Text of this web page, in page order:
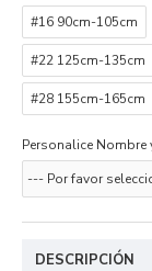
#16 90cm-105cm
#22 125cm-135cm
#28 155cm-165cm
Personalice Nombre
DESCRIPCIÓN